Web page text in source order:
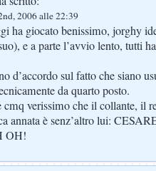
2006 alle 22:39
ha giocato benissimo, jorghy
e a parte l’avvio lento, tutti
d’accordo sul fatto che siano
da quarto posto.
cmq verissimo che il collante, il
annata è senz’altro lui:
OH!